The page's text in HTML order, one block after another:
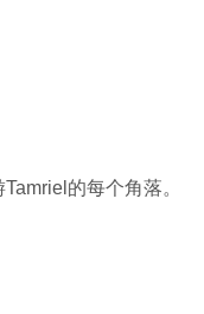
的每个角落。